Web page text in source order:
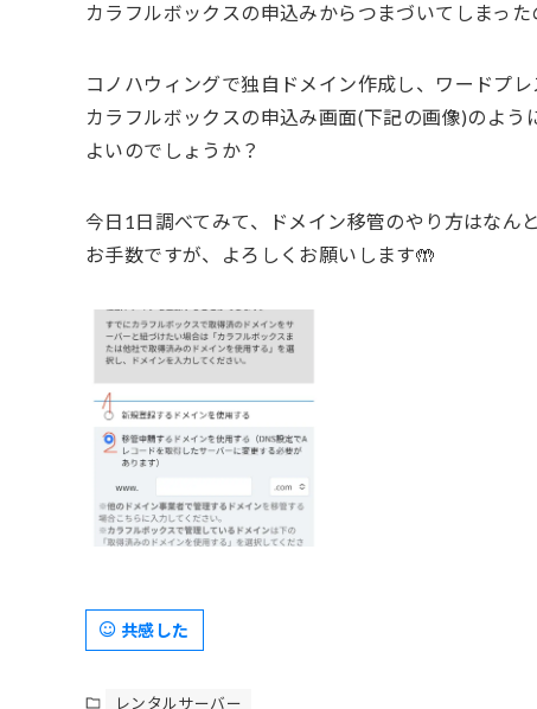
カラフルボックスの申込みからつまづいてしまった
コノハウィングで独自ドメイン作成し、ワードプレ
カラフルボックスの申込み画面(下記の画像)のよ
よいのでしょうか？
今日1日調べてみて、ドメイン移管のやり方はなん
お手数ですが、よろしくお願いします🤲
共感した
レンタルサーバー